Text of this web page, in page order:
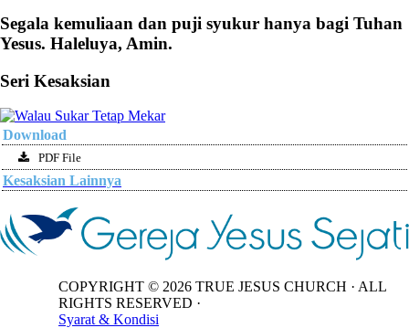
Segala kemuliaan dan puji syukur hanya bagi Tuhan
Yesus. Haleluya, Amin.
Seri Kesaksian
Download
PDF File
Kesaksian Lainnya
COPYRIGHT © 2026 TRUE JESUS CHURCH · ALL
RIGHTS RESERVED ·
Syarat & Kondisi